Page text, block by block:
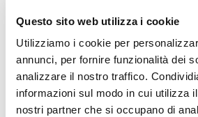
Questo sito web utilizza i cookie
Utilizziamo i cookie per
annunci, per fornire funzionalità dei
analizzare il nostro traffico.
informazioni sul modo in cui utilizza
nostri partner che si occupano di